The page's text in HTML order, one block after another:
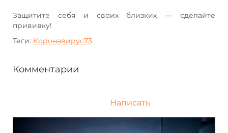
Защитите себя и своих близких — сделайте
прививку!
Теги: Коронавирус73
Комментарии
Написать